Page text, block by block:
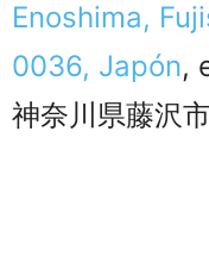
Enoshima,
0036, Japón,
神奈川県藤沢